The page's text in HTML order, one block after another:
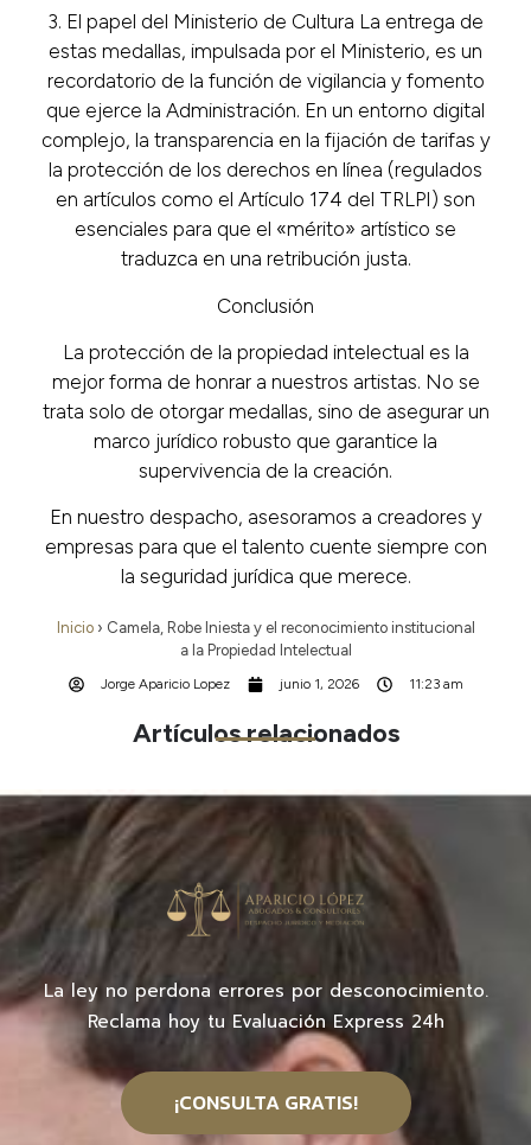
3. El papel del Ministerio de Cultura La entrega de
estas medallas, impulsada por el Ministerio, es un
recordatorio de la función de vigilancia y fomento
que ejerce la Administración. En un entorno digital
complejo, la transparencia en la fijación de tarifas y
la protección de los derechos en línea (regulados
en artículos como el Artículo 174 del TRLPI) son
esenciales para que el «mérito» artístico se
traduzca en una retribución justa.
Conclusión
La protección de la propiedad intelectual es la
mejor forma de honrar a nuestros artistas. No se
trata solo de otorgar medallas, sino de asegurar un
marco jurídico robusto que garantice la
supervivencia de la creación.
En nuestro despacho, asesoramos a creadores y
empresas para que el talento cuente siempre con
la seguridad jurídica que merece.
Inicio› Camela, Robe Iniesta y el reconocimiento institucional
a la Propiedad Intelectual
Jorge Aparicio Lopez junio 1, 2026 11:23 am
Artículos relacionados
La ley no perdona errores por desconocimiento.
Reclama hoy tu Evaluación Express 24h
¡CONSULTA GRATIS!